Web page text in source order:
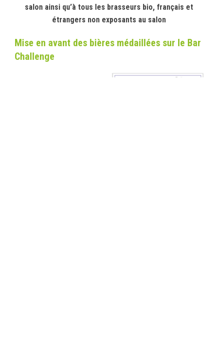
salon ainsi qu’à tous les brasseurs bio, français et
étrangers non exposants au salon
Mise en avant des bières médaillées sur le Bar
Challenge